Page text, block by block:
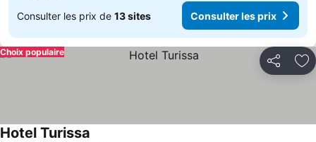
Consulter les prix de 13 sites Consulter les prix
Partager
Choix populaire
Hotel Turissa